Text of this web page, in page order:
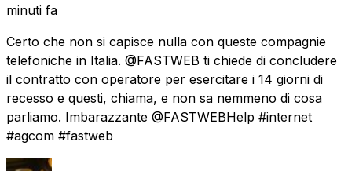
minuti fa
Certo che non si capisce nulla con queste compagnie
telefoniche in Italia. @FASTWEB ti chiede di concludere
il contratto con operatore per esercitare i 14 giorni di
recesso e questi, chiama, e non sa nemmeno di cosa
parliamo. Imbarazzante @FASTWEBHelp #internet
#agcom #fastweb